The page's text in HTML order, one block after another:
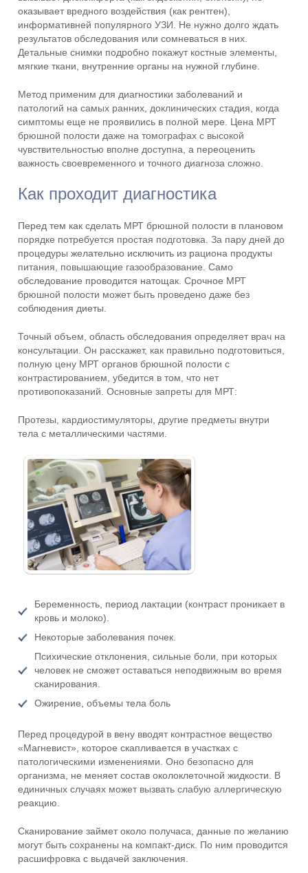
оказывает вредного воздействия (как рентген),
информативней популярного УЗИ. Не нужно долго ждать
результатов обследования или сомневаться в них.
Детальные снимки подробно покажут костные элементы,
мягкие ткани, внутренние органы на нужной глубине.
Метод применим для диагностики заболеваний и
патологий на самых ранних, доклинических стадия, когда
симптомы еще не проявились в полной мере. Цена МРТ
брюшной полости даже на томографах с высокой
чувствительностью вполне доступна, а переоценить
важность своевременного и точного диагноза сложно.
Как проходит диагностика
Перед тем как сделать МРТ брюшной полости в плановом
порядке потребуется простая подготовка. За пару дней до
процедуры желательно исключить из рациона продукты
питания, повышающие газообразование. Само
обследование проводится натощак. Срочное МРТ
брюшной полости может быть проведено даже без
соблюдения диеты.
Точный объем, область обследования определяет врач на
консультации. Он расскажет, как правильно подготовиться,
полную цену МРТ органов брюшной полости с
контрастированием, убедится в том, что нет
противопоказаний. Основные запреты для МРТ:
Протезы, кардиостимуляторы, другие предметы внутри
тела с металлическими частями.
Беременность, период лактации (контраст проникает в
кровь и молоко).
Некоторые заболевания почек.
Психические отклонения, сильные боли, при которых
человек не сможет оставаться неподвижным во время
сканирования.
Ожирение, объемы тела боль
Перед процедурой в вену вводят контрастное вещество
«Магневист», которое скапливается в участках с
патологическими изменениями. Оно безопасно для
организма, не меняет состав околоклеточной жидкости. В
единичных случаях может вызвать слабую аллергическую
реакцию.
Сканирование займет около получаса, данные по желанию
могут быть сохранены на компакт-диск. По ним проводится
расшифровка с выдачей заключения.